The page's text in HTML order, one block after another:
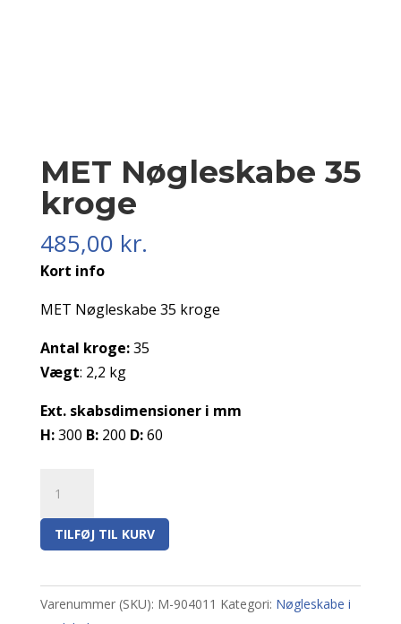
MET Nøgleskabe 35
kroge
485,00 kr.
Kort info
MET Nøgleskabe 35 kroge
Antal kroge:35
Vægt: 2,2 kg
Ext. skabsdimensioner i mm
H:300 B:200 D:60
Nøgleskabe
35
kroge
TILFØJ TIL KURV
Varenummer (SKU): M-904011 Kategori: Nøgleskabe i